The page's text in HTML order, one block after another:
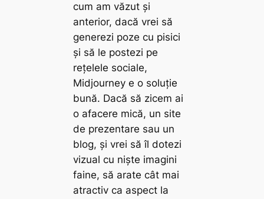
cum am văzut și
anterior, dacă vrei să
generezi poze cu pisici
și să le postezi pe
rețelele sociale,
Midjourney e o soluție
bună. Dacă să zicem ai
o afacere mică, un site
de prezentare sau un
blog, și vrei să îl dotezi
vizual cu niște imagini
faine, să arate cât mai
atractiv ca aspect la